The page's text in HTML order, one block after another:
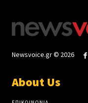
Newsvoice.gr © 2026
About Us